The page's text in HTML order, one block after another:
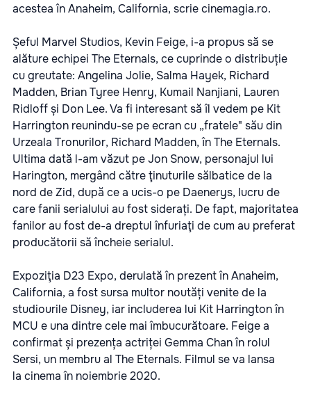
acestea în Anaheim, California, scriecinemagia.ro.
Șeful Marvel Studios, Kevin Feige, i-a propus să se
alăture echipei The Eternals, ce cuprinde o distribuție
cu greutate: Angelina Jolie, Salma Hayek, Richard
Madden, Brian Tyree Henry, Kumail Nanjiani, Lauren
Ridloff și Don Lee. Va fi interesant să îl vedem pe Kit
Harrington reunindu-se pe ecran cu „fratele" său din
Urzeala Tronurilor, Richard Madden, în The Eternals.
Ultima dată l-am văzut pe Jon Snow, personajul lui
Harington, mergând către ţinuturile sălbatice de la
nord de Zid, după ce a ucis-o pe Daenerys, lucru de
care fanii serialului au fost siderați. De fapt, majoritatea
fanilor au fost de-a dreptul înfuriaţi de cum au preferat
producătorii să încheie serialul.
Expoziţia D23 Expo, derulată în prezent în Anaheim,
California, a fost sursa multor noutăți venite de la
studiourile Disney, iar includerea lui Kit Harrington în
MCU e una dintre cele mai îmbucurătoare. Feige a
confirmat și prezența actriței Gemma Chan în rolul
Sersi, un membru al The Eternals. Filmul se va lansa
la cinema în noiembrie 2020.